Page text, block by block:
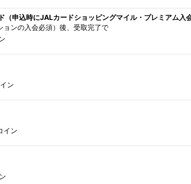
申込時にJALカードショッピングマイル・プレミアム入会
ンの入会必須）後、受取完了で
ン
イン